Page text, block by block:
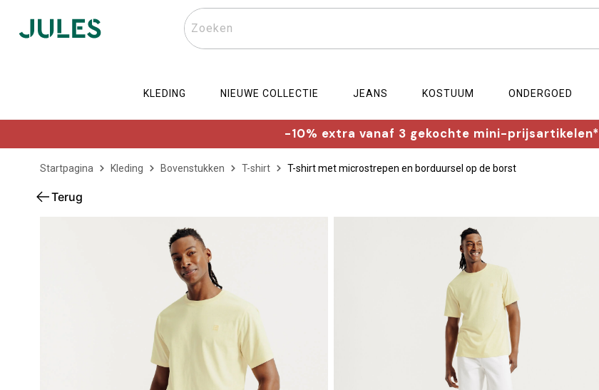
Zoeken
KLEDING NIEUWE COLLECTIE JEANS KOSTUUM ONDERGOED
-10% extra vanaf 3 gekochte mini-prijsartikelen*
Startpagina Kleding Bovenstukken T-shirt T-shirt met microstrepen en borduursel op de borst
Terug